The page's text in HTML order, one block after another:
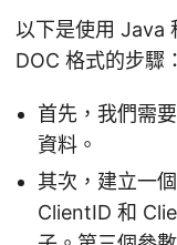
以下是使用 Java
DOC 格式的步驟：
首先，我們需
資料。
其次，建立一
ClientID 和